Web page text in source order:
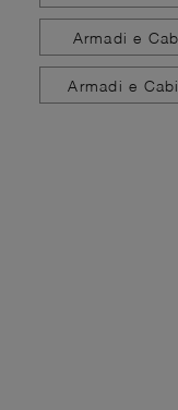
Armadi e
Armadi e